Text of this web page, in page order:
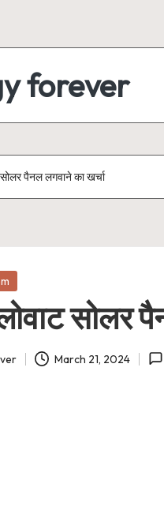
forever
पैनल लगवाने का खर्चा
सोलर
March 21, 2024